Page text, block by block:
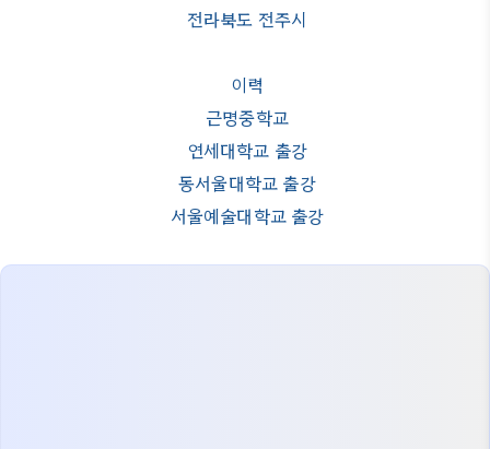
전라북도 전주시
이력
근명중학교
연세대학교 출강
동서울대학교 출강
서울예술대학교 출강